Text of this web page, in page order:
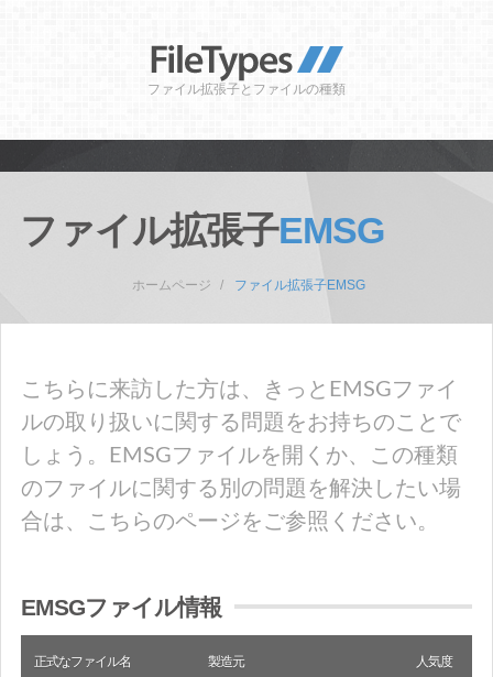
ファイル拡張子とファイルの種類
ファイル拡張子EMSG
ホームページ ファイル拡張子EMSG
こちらに来訪した方は、きっとEMSGファイ
ルの取り扱いに関する問題をお持ちのことで
しょう。EMSGファイルを開くか、この種類
のファイルに関する別の問題を解決したい場
合は、こちらのページをご参照ください。
EMSGファイル情報
正式なファイル名 製造元 人気度